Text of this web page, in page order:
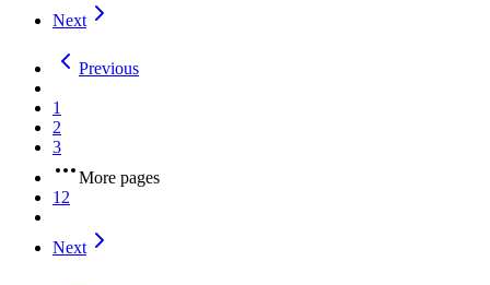
Next
Previous
1
2
3
More pages
12
Next